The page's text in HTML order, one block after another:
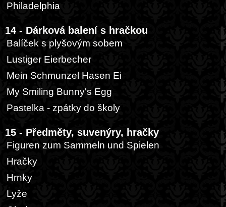
Philadelphia
14 - Dárková balení s hračkou
Balíček s plyšovým sobem
Lustiger Eierbecher
Mein Schmunzel Hasen Ei
My Smiling Bunny's Egg
Pastelka - zpátky do školy
15 - Předměty, suvenýry, hračky
Figuren zum Sammeln und Spielen
Hračky
Hrnky
Lyže